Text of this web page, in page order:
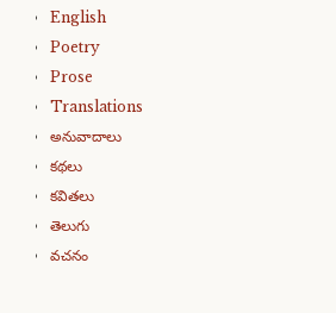
English
Poetry
Prose
Translations
అనువాదాలు
కథలు
కవితలు
తెలుగు
వచనం